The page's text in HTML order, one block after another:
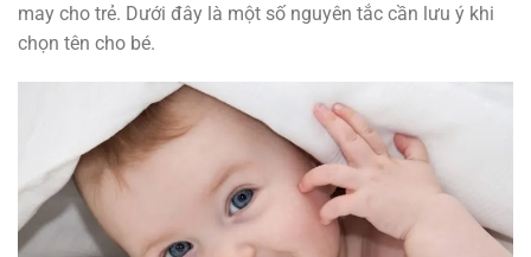
may cho trẻ. Dưới đây là một số nguyên tắc cần lưu ý khi
chọn tên cho bé.